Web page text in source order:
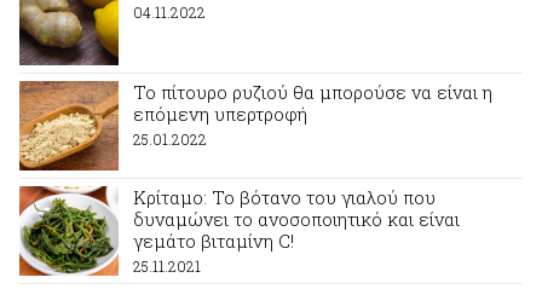
04.11.2022
Το πίτουρο ρυζιού θα μπορούσε να είναι η
επόμενη υπερτροφή
25.01.2022
Κρίταμο: Το βότανο του γιαλού που
δυναμώνει το ανοσοποιητικό και είναι
γεμάτο βιταμίνη C!
25.11.2021